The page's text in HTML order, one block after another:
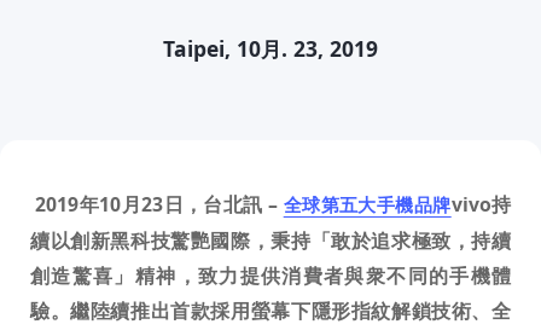
Taipei, 10月. 23, 2019
2019年10月23日，台北訊 – 全球第五大手機品牌vivo持
續以創新黑科技驚艷國際，秉持「敢於追求極致，持續
創造驚喜」精神，致力提供消費者與衆不同的手機體
驗。繼陸續推出首款採用螢幕下隱形指紋解鎖技術、全